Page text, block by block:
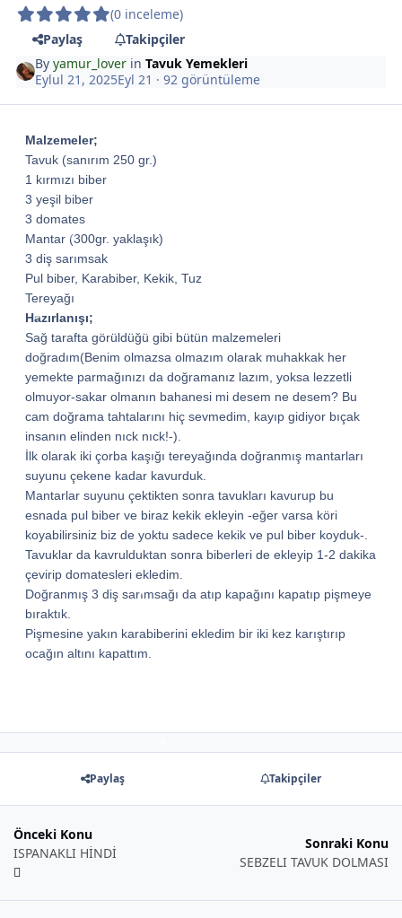
(0 inceleme)
Paylaş
Takipçiler
Byyamur_lover inTavuk Yemekleri
Eylul 21, 2025Eyl 21 · 92 görüntüleme
Malzemeler;
Tavuk (sanırım 250 gr.)
1 kırmızı biber
3 yeşil biber
3 domates
Mantar (300gr. yaklaşık)
3 diş sarımsak
Pul biber, Karabiber, Kekik, Tuz
Tereyağı
Hazırlanışı;
Sağ tarafta görüldüğü gibi bütün malzemeleri
doğradım(Benim olmazsa olmazım olarak muhakkak her
yemekte parmağınızı da doğramanız lazım, yoksa lezzetli
olmuyor-sakar olmanın bahanesi mi desem ne desem? Bu
cam doğrama tahtalarını hiç sevmedim, kayıp gidiyor bıçak
insanın elinden nıck nıck!-).
İlk olarak iki çorba kaşığı tereyağında doğranmış mantarları
suyunu çekene kadar kavurduk.
Mantarlar suyunu çektikten sonra tavukları kavurup bu
esnada pul biber ve biraz kekik ekleyin -eğer varsa köri
koyabilirsiniz biz de yoktu sadece kekik ve pul biber koyduk-.
Tavuklar da kavrulduktan sonra biberleri de ekleyip 1-2 dakika
çevirip domatesleri ekledim.
Doğranmış 3 diş sarımsağı da atıp kapağını kapatıp pişmeye
bıraktık.
Pişmesine yakın karabiberini ekledim bir iki kez karıştırıp
ocağın altını kapattım.
Paylaş Takipçiler
Önceki Konu
ISPANAKLI HİNDİ
Sonraki Konu
SEBZELI TAVUK DOLMASI
*
*
*